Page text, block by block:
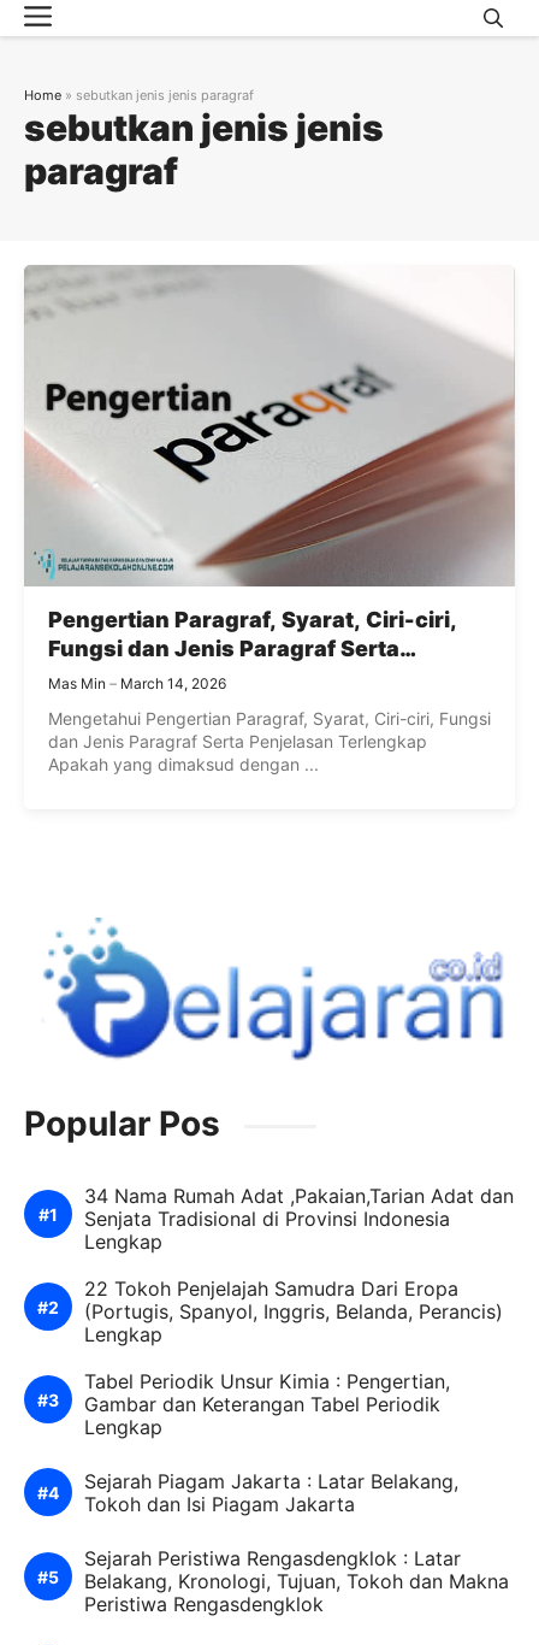
Skip
to
Menu
sebutkan jenis jenis
paragraf
Home » sebutkan jenis jenis paragraf
Pengertian Paragraf, Syarat, Ciri-ciri,
Fungsi dan Jenis Paragraf Serta
Penjelasan Terlengkap
Mas Min March 14, 2026
Mengetahui Pengertian Paragraf, Syarat, Ciri-ciri, Fungsi
dan Jenis Paragraf Serta Penjelasan Terlengkap
Apakah yang dimaksud dengan ...
Popular Pos
34 Nama Rumah Adat ,Pakaian,Tarian Adat dan
Senjata Tradisional di Provinsi Indonesia
Lengkap
22 Tokoh Penjelajah Samudra Dari Eropa
(Portugis, Spanyol, Inggris, Belanda, Perancis)
Lengkap
Tabel Periodik Unsur Kimia : Pengertian,
Gambar dan Keterangan Tabel Periodik
Lengkap
Sejarah Piagam Jakarta : Latar Belakang,
Tokoh dan Isi Piagam Jakarta
Sejarah Peristiwa Rengasdengklok : Latar
Belakang, Kronologi, Tujuan, Tokoh dan Makna
Peristiwa Rengasdengklok